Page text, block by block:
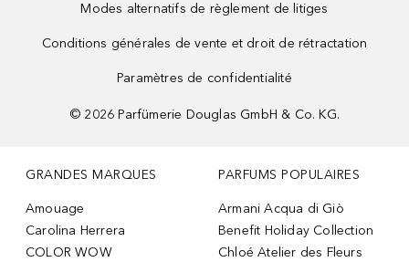
Modes alternatifs de règlement de litiges
Conditions générales de vente et droit de rétractation
Paramètres de confidentialité
© 2026 Parfümerie Douglas GmbH & Co. KG.
GRANDES MARQUES
Amouage
Carolina Herrera
COLOR WOW
PARFUMS POPULAIRES
Armani Acqua di Giò
Benefit Holiday Collection
Chloé Atelier des Fleurs